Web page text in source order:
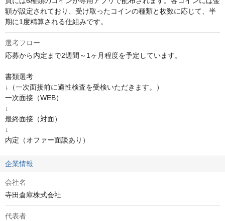
額が設定されており、受け取ったコインの種類と枚数に応じて、半
期に1度精算される仕組みです。
選考フロー
応募から内定まで2週間～1ヶ月程度を予定しています。
書類選考
↓（一次面接前に適性検査を受検いただきます。）
一次面接（WEB）
↓
最終面接（対面）
↓
内定（オファー面談あり）
企業情報
会社名
寺田倉庫株式会社
代表者